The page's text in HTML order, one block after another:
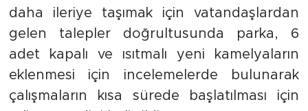
daha ileriye taşımak için vatandaşlardan
gelen talepler doğrultusunda parka, 6
adet kapalı ve ısıtmalı yeni kamelyaların
eklenmesi için incelemelerde bulunarak
çalışmaların kısa sürede başlatılması için